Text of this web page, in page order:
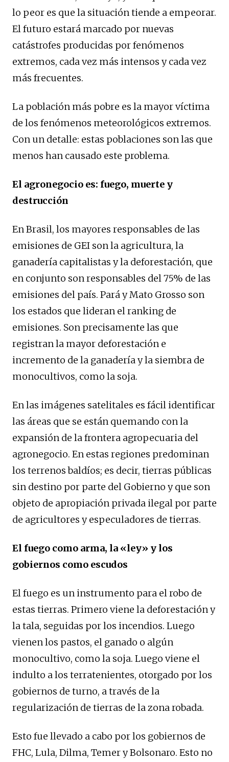
lo peor es que la situación tiende a empeorar.
El futuro estará marcado por nuevas
catástrofes producidas por fenómenos
extremos, cada vez más intensos y cada vez
más frecuentes.
La población más pobre es la mayor víctima
de los fenómenos meteorológicos extremos.
Con un detalle: estas poblaciones son las que
menos han causado este problema.
El agronegocio es: fuego, muerte y
destrucción
En Brasil, los mayores responsables de las
emisiones de GEI son la agricultura, la
ganadería capitalistas y la deforestación, que
en conjunto son responsables del 75% de las
emisiones del país. Pará y Mato Grosso son
los estados que lideran el ranking de
emisiones. Son precisamente las que
registran la mayor deforestación e
incremento de la ganadería y la siembra de
monocultivos, como la soja.
En las imágenes satelitales es fácil identificar
las áreas que se están quemando con la
expansión de la frontera agropecuaria del
agronegocio. En estas regiones predominan
los terrenos baldíos; es decir, tierras públicas
sin destino por parte del Gobierno y que son
objeto de apropiación privada ilegal por parte
de agricultores y especuladores de tierras.
El fuego como arma, la «ley» y los
gobiernos como escudos
El fuego es un instrumento para el robo de
estas tierras. Primero viene la deforestación y
la tala, seguidas por los incendios. Luego
vienen los pastos, el ganado o algún
monocultivo, como la soja. Luego viene el
indulto a los terratenientes, otorgado por los
gobiernos de turno, a través de la
regularización de tierras de la zona robada.
Esto fue llevado a cabo por los gobiernos de
FHC, Lula, Dilma, Temer y Bolsonaro. Esto no